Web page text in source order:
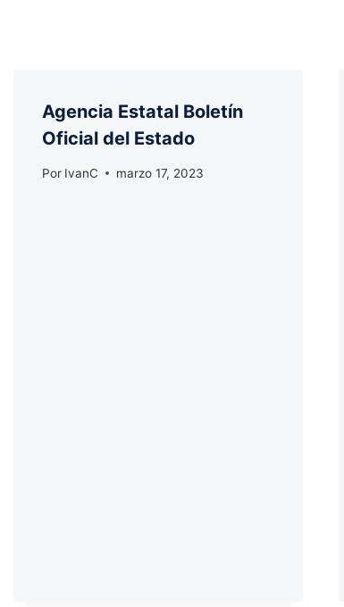
Agencia Estatal Boletín
Oficial del Estado
Por IvanC marzo 17, 2023